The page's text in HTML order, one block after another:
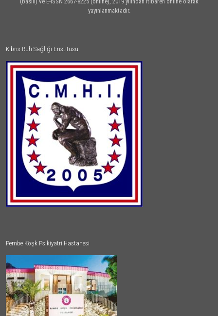
yayınlanmaktadır.
Kıbrıs Ruh Sağlığı Enstitüsü
Pembe Köşk Psikiyatri Hastanesi